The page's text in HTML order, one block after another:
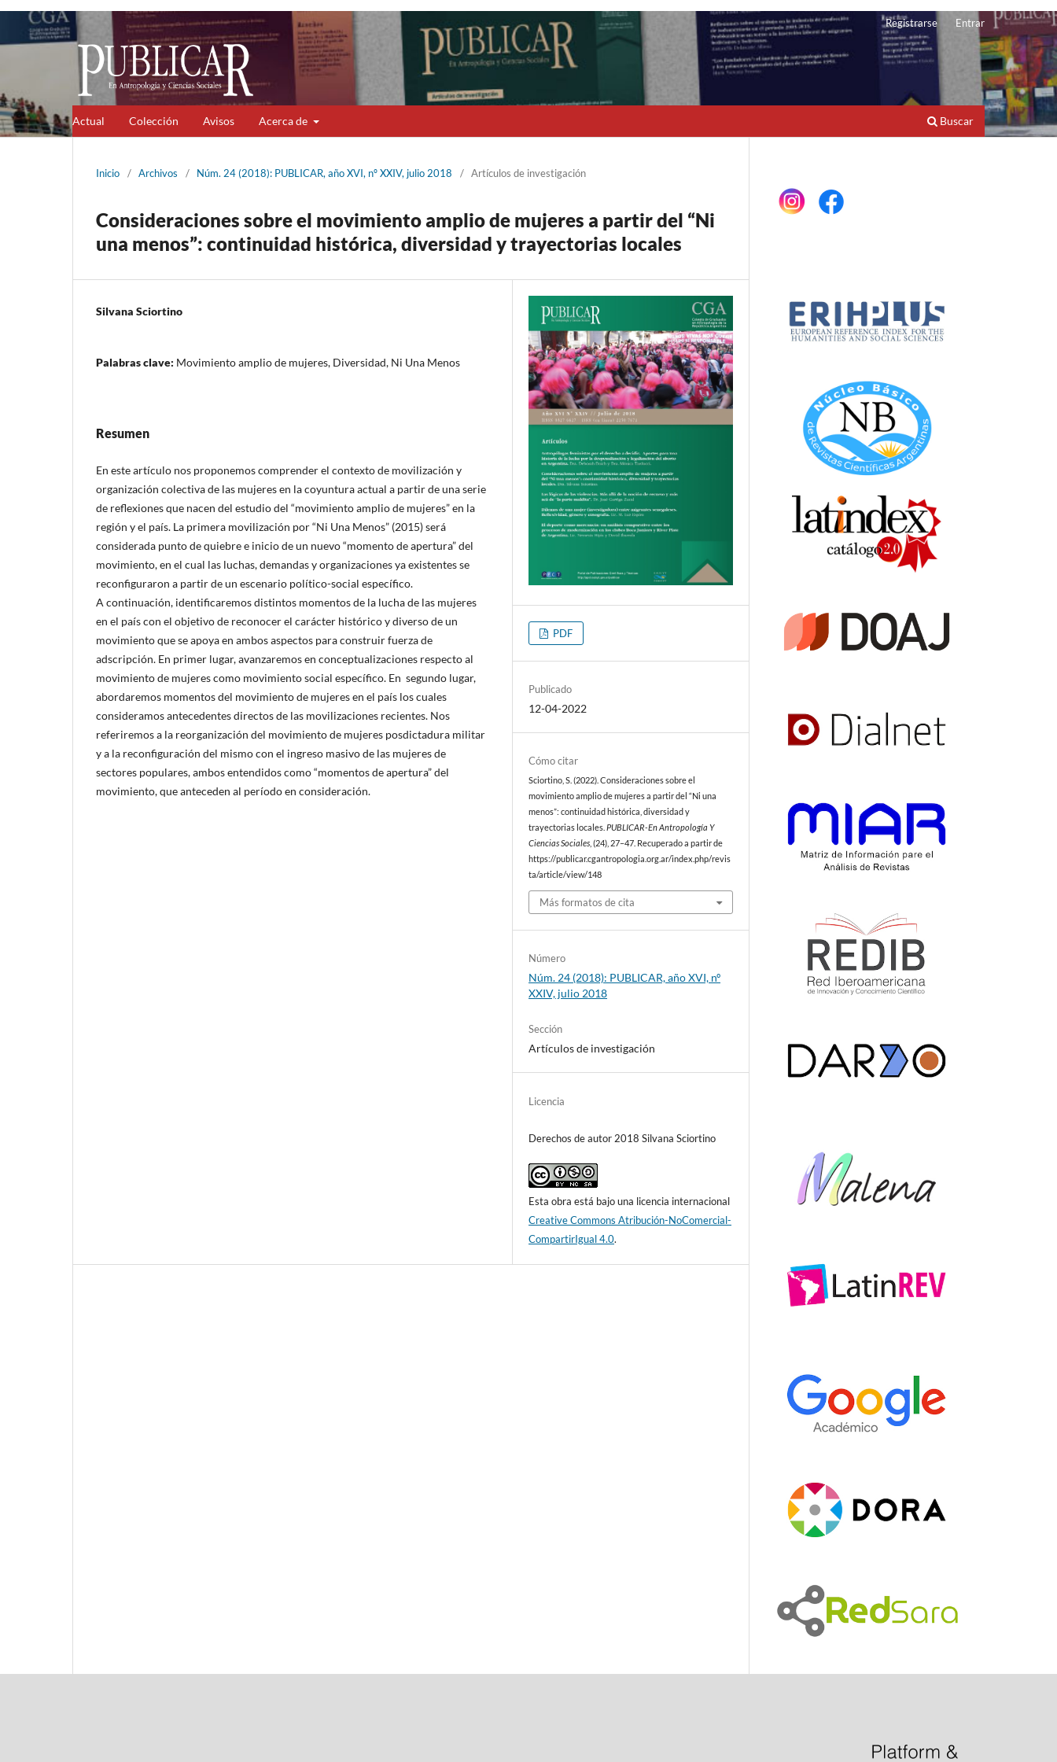
Actual Colección Avisos Acerca de Buscar
Registrarse Entrar
Inicio / Archivos / Núm. 24 (2018): PUBLICAR, año XVI, nº XXIV, julio 2018 / Artículos de investigación
Consideraciones sobre el movimiento amplio de mujeres a partir del “Ni
una menos”: continuidad histórica, diversidad y trayectorias locales
Silvana Sciortino
Palabras clave: Movimiento amplio de mujeres, Diversidad, Ni Una Menos
Resumen
En este artículo nos proponemos comprender el contexto de movilización y
organización colectiva de las mujeres en la coyuntura actual a partir de una serie
de reflexiones que nacen del estudio del “movimiento amplio de mujeres” en la
región y el país. La primera movilización por “Ni Una Menos” (2015) será
considerada punto de quiebre e inicio de un nuevo “momento de apertura” del
movimiento, en el cual las luchas, demandas y organizaciones ya existentes se
reconfiguraron a partir de un escenario político-social específico.
A continuación, identificaremos distintos momentos de la lucha de las mujeres
en el país con el objetivo de reconocer el carácter histórico y diverso de un
movimiento que se apoya en ambos aspectos para construir fuerza de
adscripción. En primer lugar, avanzaremos en conceptualizaciones respecto al
movimiento de mujeres como movimiento social específico. En segundo lugar,
abordaremos momentos del movimiento de mujeres en el país los cuales
consideramos antecedentes directos de las movilizaciones recientes. Nos
referiremos a la reorganización del movimiento de mujeres posdictadura militar
y a la reconfiguración del mismo con el ingreso masivo de las mujeres de
sectores populares, ambos entendidos como “momentos de apertura” del
movimiento, que anteceden al período en consideración.
PDF
Publicado
12-04-2022
Cómo citar
Sciortino, S. (2022). Consideraciones sobre el
movimiento amplio de mujeres a partir del “Ni una
menos”: continuidad histórica, diversidad y
trayectorias locales.PUBLICAR-En Antropología Y
Ciencias Sociales , (24), 27–47. Recuperado a partir de
https://publicar.cgantropologia.org.ar/index.php/revis
ta/article/view/148
Más formatos de cita
Número
Núm. 24 (2018): PUBLICAR, año XVI, nº
XXIV, julio 2018
Sección
Artículos de investigación
Licencia
Derechos de autor 2018 Silvana Sciortino
Esta obra está bajo una licencia internacional
Creative Commons Atribución-NoComercial-
CompartirIgual 4.0.